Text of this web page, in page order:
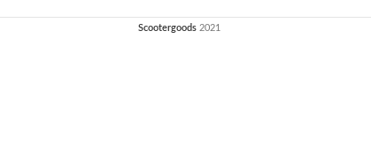
Scootergoods2021